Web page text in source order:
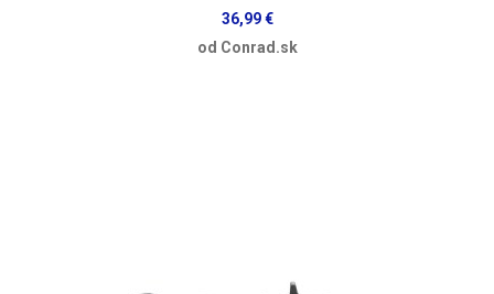
36,99 €
od Conrad.sk